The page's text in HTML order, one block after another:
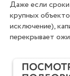
Даже если
крупных
исключение),
перекрывает